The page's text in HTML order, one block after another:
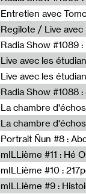
Entretien avec
Regilote / Live avec
Radia Show #1089
Live avec les
Live avec les
La chambre
La chambre
Portrait Ñun #8 :
mILLième #11 : Hé
mILLième #10 :
mILLième #9 :